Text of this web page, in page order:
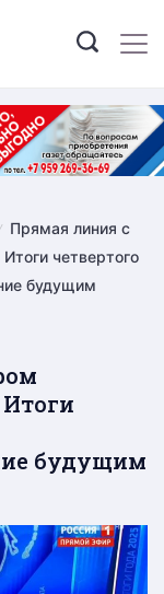
Прямая линия с
четвертого
будущим
будущим